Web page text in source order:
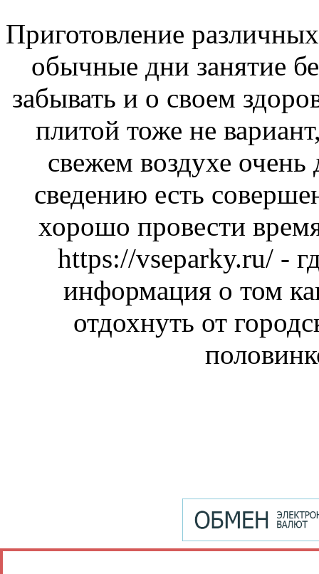
Приготовление
обычные дни занятие
забывать и о своем
плитой тоже не
свежем воздухе
сведению есть
хорошо провести
https://vseparky.ru/ -
информация о том
отдохнуть от